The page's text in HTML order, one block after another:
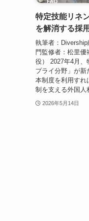
特定技能リネ
を解消する採
執筆者：
門監修者：松里
役） 2027年4月、
プライ分野」が新
本制度を利用すれ
制を支える外国人
2026年5月14日